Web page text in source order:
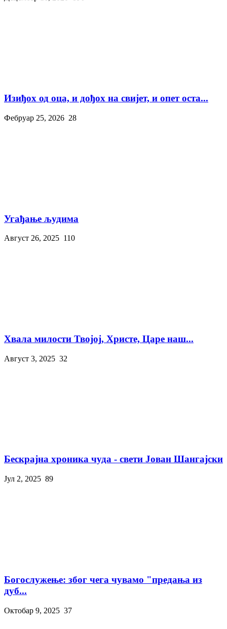
Изиђох од оца, и дођох на свијет, и опет оста...
Фебруар 25, 2026 28
Угађање људима
Август 26, 2025 110
Хвала милости Твојој, Христе, Царе наш...
Август 3, 2025 32
Бескрајна хроника чуда - свети Јован Шангајски
Јул 2, 2025 89
Богослужење: због чега чувамо "предања из
дуб...
Октобар 9, 2025 37